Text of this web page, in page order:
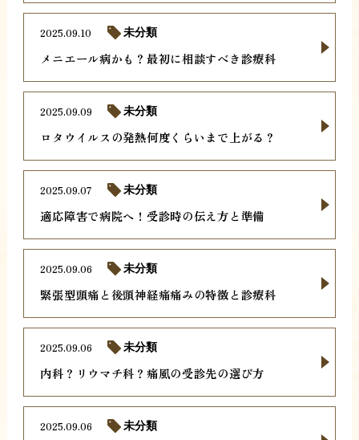
メニエール病かも？最初に相談すべき診療科
2025.09.10 未分類
ロタウイルスの発熱何度くらいまで上がる？
2025.09.09 未分類
適応障害で病院へ！受診時の伝え方と準備
2025.09.07 未分類
緊張型頭痛と後頭神経痛痛みの特徴と診療科
2025.09.06 未分類
内科？リウマチ科？痛風の受診先の選び方
2025.09.06 未分類
2025.09.06 未分類